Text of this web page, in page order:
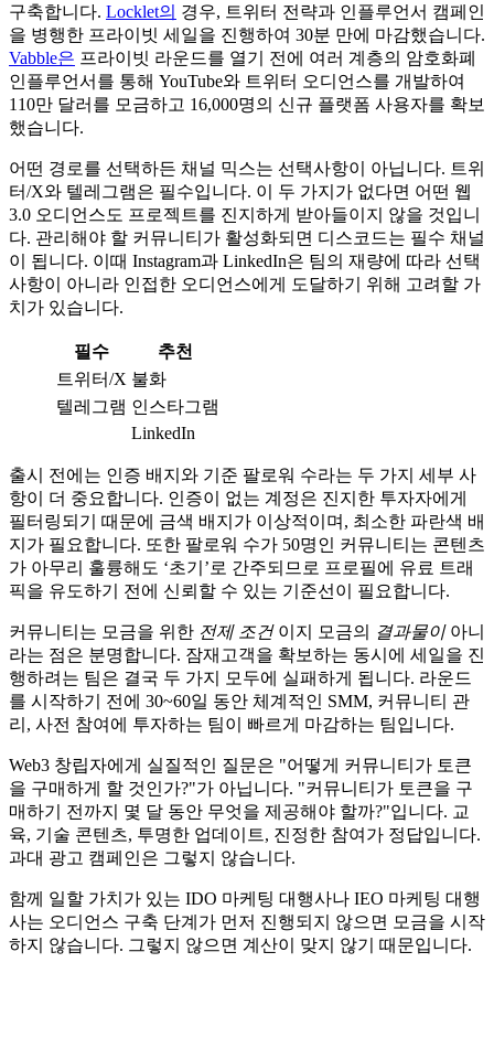
구축합니다. Locklet의 경우, 트위터 전략과 인플루언서 캠페인
을 병행한 프라이빗 세일을 진행하여 30분 만에 마감했습니다.
Vabble은 프라이빗 라운드를 열기 전에 여러 계층의 암호화폐
인플루언서를 통해 YouTube와 트위터 오디언스를 개발하여
110만 달러를 모금하고 16,000명의 신규 플랫폼 사용자를 확보
했습니다.
어떤 경로를 선택하든 채널 믹스는 선택사항이 아닙니다. 트위
터/X와 텔레그램은 필수입니다. 이 두 가지가 없다면 어떤 웹
3.0 오디언스도 프로젝트를 진지하게 받아들이지 않을 것입니
다. 관리해야 할 커뮤니티가 활성화되면 디스코드는 필수 채널
이 됩니다. 이때 Instagram과 LinkedIn은 팀의 재량에 따라 선택
사항이 아니라 인접한 오디언스에게 도달하기 위해 고려할 가
치가 있습니다.
필수
추천
트위터/X 불화
텔레그램 인스타그램
LinkedIn
출시 전에는 인증 배지와 기준 팔로워 수라는 두 가지 세부 사
항이 더 중요합니다. 인증이 없는 계정은 진지한 투자자에게
필터링되기 때문에 금색 배지가 이상적이며, 최소한 파란색 배
지가 필요합니다. 또한 팔로워 수가 50명인 커뮤니티는 콘텐츠
가 아무리 훌륭해도 ‘초기’로 간주되므로 프로필에 유료 트래
픽을 유도하기 전에 신뢰할 수 있는 기준선이 필요합니다.
커뮤니티는 모금을 위한 전제 조건이지 모금의 결과물이아니
라는 점은 분명합니다. 잠재고객을 확보하는 동시에 세일을 진
행하려는 팀은 결국 두 가지 모두에 실패하게 됩니다. 라운드
를 시작하기 전에 30~60일 동안 체계적인 SMM, 커뮤니티 관
리, 사전 참여에 투자하는 팀이 빠르게 마감하는 팀입니다.
Web3 창립자에게 실질적인 질문은 "어떻게 커뮤니티가 토큰
을 구매하게 할 것인가?"가 아닙니다. "커뮤니티가 토큰을 구
매하기 전까지 몇 달 동안 무엇을 제공해야 할까?"입니다. 교
육, 기술 콘텐츠, 투명한 업데이트, 진정한 참여가 정답입니다.
과대 광고 캠페인은 그렇지 않습니다.
함께 일할 가치가 있는 IDO 마케팅 대행사나 IEO 마케팅 대행
사는 오디언스 구축 단계가 먼저 진행되지 않으면 모금을 시작
하지 않습니다. 그렇지 않으면 계산이 맞지 않기 때문입니다.